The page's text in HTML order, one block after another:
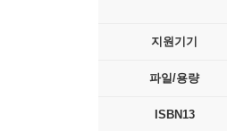
지원기기
파일/용량
ISBN13